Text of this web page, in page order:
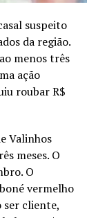
suspeito
da região.
menos três
ação
roubar R$
Valinhos
meses. O
O
vermelho
ser cliente,